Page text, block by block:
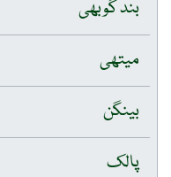
بند گوبھی
میتھی
بینگن
پالک